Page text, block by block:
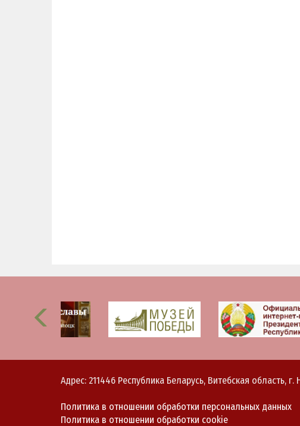
Адрес: 211446 Республика Беларусь, Витебская область,
Политика в отношении обработки персональных данных
Политика в отношении обработки cookie